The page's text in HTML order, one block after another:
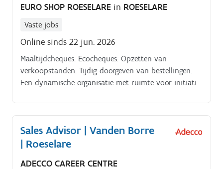
EURO SHOP ROESELARE in ROESELARE
Vaste jobs
Online sinds 22 jun. 2026
Maaltijdcheques. Ecocheques. Opzetten van
verkoopstanden. Tijdig doorgeven van bestellingen.
Een dynamische organisatie met ruimte voor initiatief
gedreven team van collega’s.
Sales Advisor | Vanden Borre
| Roeselare
ADECCO CAREER CENTRE